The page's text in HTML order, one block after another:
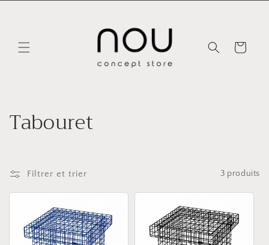
et
Panier
C
l
l
Tabouret
Filtrer et trier 3 produits